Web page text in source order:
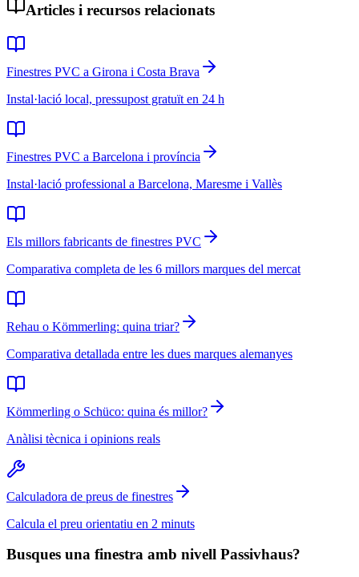
Articles i recursos relacionats
Finestres PVC a Girona i Costa Brava
Instal·lació local, pressupost gratuït en 24 h
Finestres PVC a Barcelona i província
Instal·lació professional a Barcelona, Maresme i Vallès
Els millors fabricants de finestres PVC
Comparativa completa de les 6 millors marques del mercat
Rehau o Kömmerling: quina triar?
Comparativa detallada entre les dues marques alemanyes
Kömmerling o Schüco: quina és millor?
Anàlisi tècnica i opinions reals
Calculadora de preus de finestres
Calcula el preu orientatiu en 2 minuts
Busques una finestra amb nivell Passivhaus?